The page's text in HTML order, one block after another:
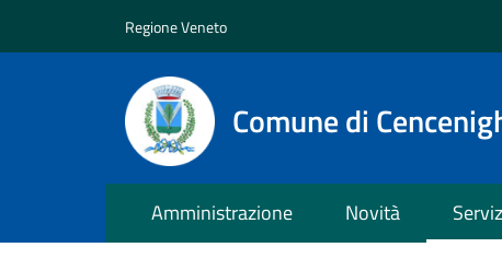
Regione Veneto
Comune di
Amministrazione Novità